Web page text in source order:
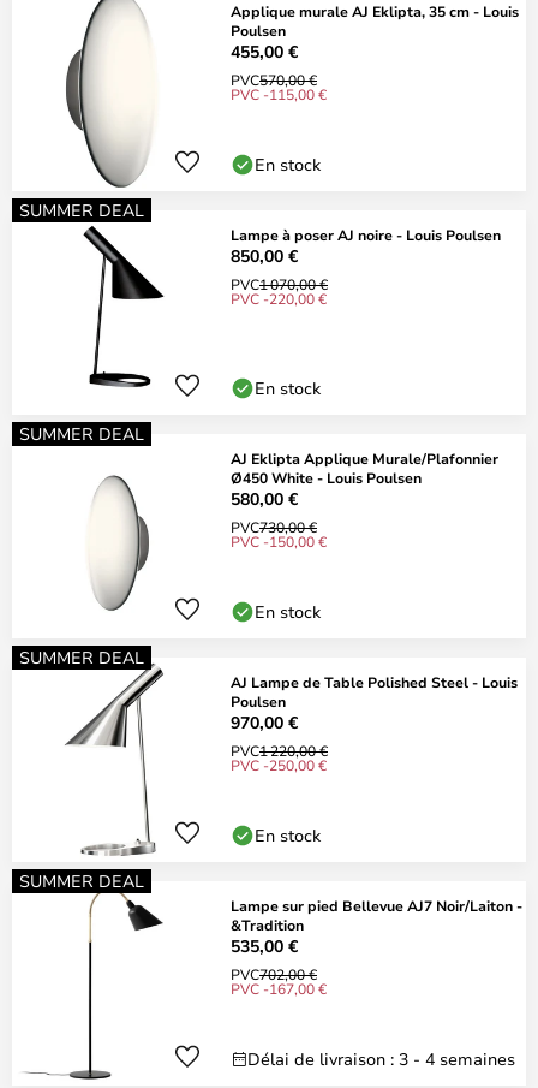
Applique murale AJ Eklipta, 35 cm - Louis
Poulsen
455,00 €
PVC570,00 €
PVC -115,00 €
En stock
SUMMER DEAL
Lampe à poser AJ noire - Louis Poulsen
850,00 €
PVC1 070,00 €
PVC -220,00 €
En stock
SUMMER DEAL
AJ Eklipta Applique Murale/Plafonnier
Ø450 White - Louis Poulsen
580,00 €
PVC730,00 €
PVC -150,00 €
En stock
SUMMER DEAL
AJ Lampe de Table Polished Steel - Louis
Poulsen
970,00 €
PVC1 220,00 €
PVC -250,00 €
En stock
SUMMER DEAL
Lampe sur pied Bellevue AJ7 Noir/Laiton -
&Tradition
535,00 €
PVC702,00 €
PVC -167,00 €
Délai de livraison : 3 - 4 semaines